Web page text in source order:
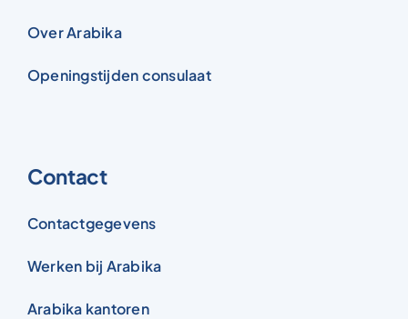
Over Arabika
Openingstijden consulaat
Contact
Contactgegevens
Werken bij Arabika
Arabika kantoren